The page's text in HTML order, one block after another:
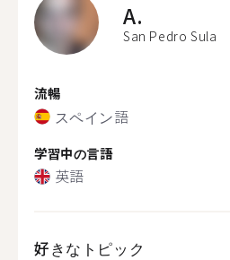
A.
San Pedro Sula
流暢
スペイン語
学習中の言語
英語
好きなトピック